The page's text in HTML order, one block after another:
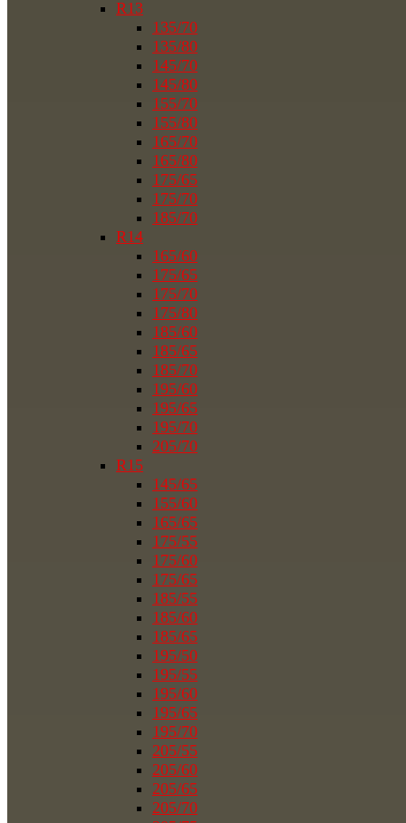
R13
135/70
135/80
145/70
145/80
155/70
155/80
165/70
165/80
175/65
175/70
185/70
R14
165/60
175/65
175/70
175/80
185/60
185/65
185/70
195/60
195/65
195/70
205/70
R15
145/65
155/60
165/65
175/55
175/60
175/65
185/55
185/60
185/65
195/50
195/55
195/60
195/65
195/70
205/55
205/60
205/65
205/70